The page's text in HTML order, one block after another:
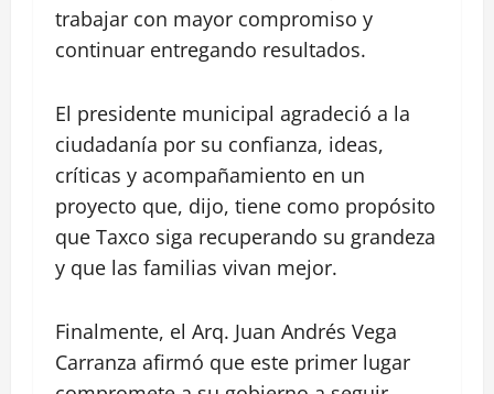
trabajar con mayor compromiso y
continuar entregando resultados.
El presidente municipal agradeció a la
ciudadanía por su confianza, ideas,
críticas y acompañamiento en un
proyecto que, dijo, tiene como propósito
que Taxco siga recuperando su grandeza
y que las familias vivan mejor.
Finalmente, el Arq. Juan Andrés Vega
Carranza afirmó que este primer lugar